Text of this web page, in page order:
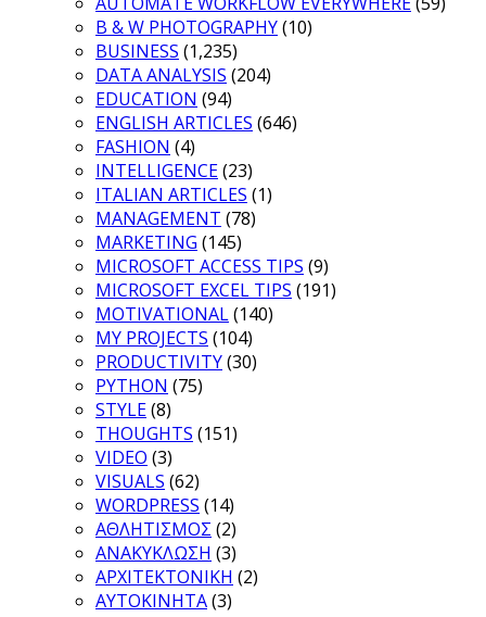
B & W PHOTOGRAPHY(10)
BUSINESS (1,235)
DATA ANALYSIS (204)
EDUCATION (94)
ENGLISH ARTICLES (646)
FASHION (4)
INTELLIGENCE(23)
ITALIAN ARTICLES (1)
MANAGEMENT (78)
MARKETING (145)
MICROSOFT ACCESS TIPS (9)
MICROSOFT EXCEL TIPS (191)
MOTIVATIONAL(140)
MY PROJECTS (104)
PRODUCTIVITY(30)
PYTHON (75)
STYLE(8)
THOUGHTS (151)
VIDEO (3)
VISUALS (62)
WORDPRESS (14)
ΑΘΛΗΤΙΣΜΟΣ (2)
ΑΝΑΚΥΚΛΩΣΗ (3)
ΑΡΧΙΤΕΚΤΟΝΙΚΗ (2)
ΑΥΤΟΚΙΝΗΤΑ(3)